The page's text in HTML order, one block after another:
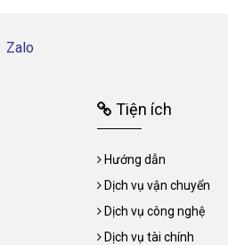
Zalo
Tiện ích
Hướng dẫn
Dịch vụ vận chuyển
Dịch vụ công nghệ
Dịch vụ tài chính